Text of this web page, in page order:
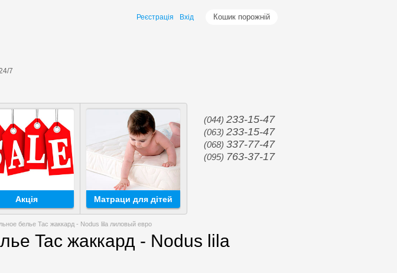
7
Кошик порожній
Реєстрація Вхід
(044) 233-15-47
(063) 233-15-47
(068) 337-77-47
(095) 763-37-17
Акція Матраци для дітей
белье Tac жаккард - Nodus lila лиловый евро
Tac жаккард - Nodus lila